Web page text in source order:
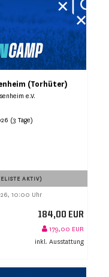
(Torhüter)
e.V.
(3 Tage)
AKTIV)
10:00 Uhr
184,00 EUR
179,00 EUR
inkl. Ausstattung